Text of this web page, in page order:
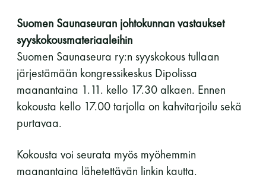
Lapsi alle 7 v.
11 saunomiskerran kortti
3kk kortti - M / N
275€ / 115€
Vuosikortti - M / N
695€ / 275€
Suomen Saunaseuran johtokunnan vastaukset
syyskokousmateriaaleihin
Suomen Saunaseura ry:n syyskokous tullaan
järjestämään kongressikeskus Dipolissa
maanantaina 1.11. kello 17.30 alkaen. Ennen
kokousta kello 17.00 tarjolla on kahvitarjoilu sekä
purtavaa.
Kokousta voi seurata myös myöhemmin
maanantaina lähetettävän linkin kautta.